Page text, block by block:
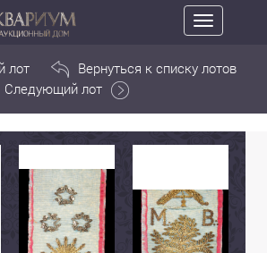
Toggle
navigation
лот
Вернуться к списку лотов
Следующий лот